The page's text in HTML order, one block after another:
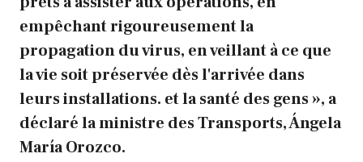
empêchant rigoureusement la
propagation du virus, en veillant à ce que
la vie soit préservée dès l'arrivée dans
leurs installations. et la santé des gens », a
déclaré la ministre des Transports, Ángela
María Orozco.